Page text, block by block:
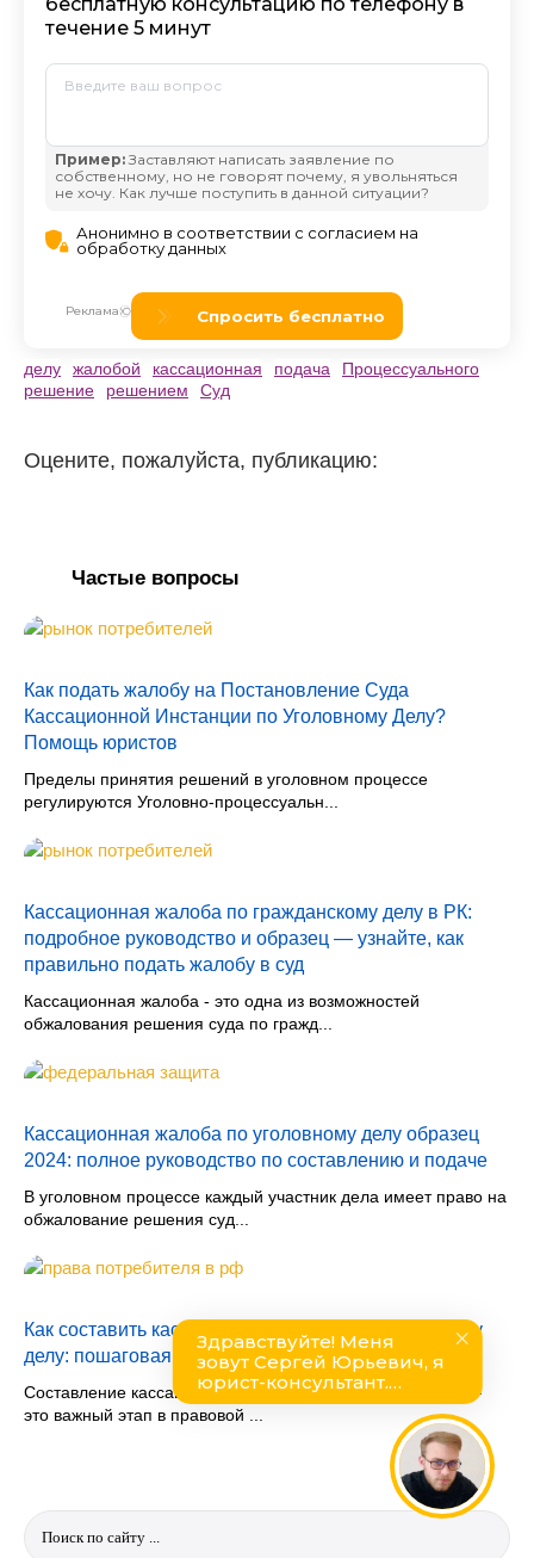
делу жалобой кассационная подача
Процессуального
решение
решением Суд
Оцените, пожалуйста, публикацию:
Частые вопросы
Как подать жалобу на Постановление Суда
Кассационной Инстанции по Уголовному Делу?
Помощь юристов
Пределы принятия решений в уголовном процессе
регулируются Уголовно-процессуальн...
Кассационная жалоба по гражданскому делу в РК:
подробное руководство и образец — узнайте, как
правильно подать жалобу в суд
Кассационная жалоба - это одна из возможностей
обжалования решения суда по гражд...
Кассационная жалоба по уголовному делу образец
2024: полное руководство по составлению и подаче
В уголовном процессе каждый участник дела имеет право на
обжалование решения суд...
Как составить кассационную жалобу по уголовному
делу: пошаговая инструкция и советы
Составление кассационной жалобы по уголовному делу –
это важный этап в правовой ...